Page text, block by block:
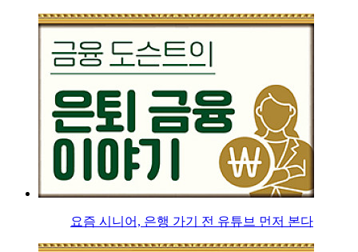
요즘 시니어, 은행 가기 전 유튜브 먼저 본다